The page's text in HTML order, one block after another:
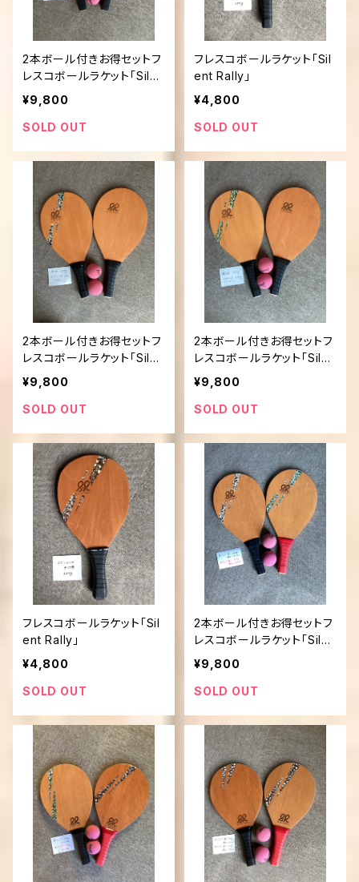
2本ボール付きお得セットフ
レスコボールラケット「Silen
t Rally」
¥9,800
SOLD OUT
フレスコボールラケット「Sil
ent Rally」
¥4,800
SOLD OUT
2本ボール付きお得セットフ
レスコボールラケット「Silen
t Rally」
¥9,800
SOLD OUT
2本ボール付きお得セットフ
レスコボールラケット「Silen
t Rally」
¥9,800
SOLD OUT
フレスコボールラケット「Sil
ent Rally」
¥4,800
SOLD OUT
2本ボール付きお得セットフ
レスコボールラケット「Silen
t Rally」
¥9,800
SOLD OUT